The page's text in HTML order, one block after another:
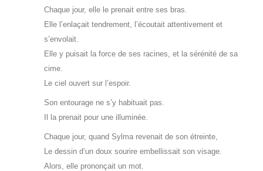
Chaque jour, elle le prenait entre ses bras.
Elle l’enlaçait tendrement, l’écoutait attentivement et
s’envolait.
Elle y puisait la force de ses racines, et la sérénité de sa
cime.
Le ciel ouvert sur l’espoir.
Son entourage ne s’y habituait pas.
Il la prenait pour une illuminée.
Chaque jour, quand Sylma revenait de son étreinte,
Le dessin d’un doux sourire embellissait son visage.
Alors, elle prononçait un mot.